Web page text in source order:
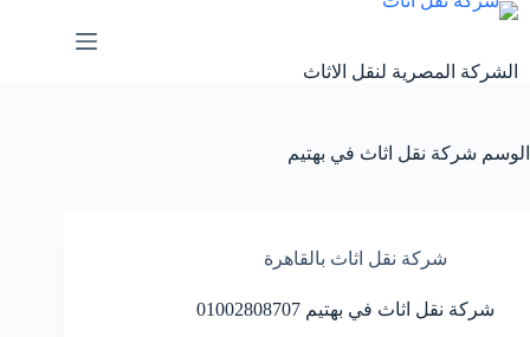
التجاوز
الشركة المصرية لنقل الاثاث
الوسم شركة نقل اثاث في بهتيم
شركة نقل اثاث بالقاهرة
شركة نقل اثاث في بهتيم 01002808707